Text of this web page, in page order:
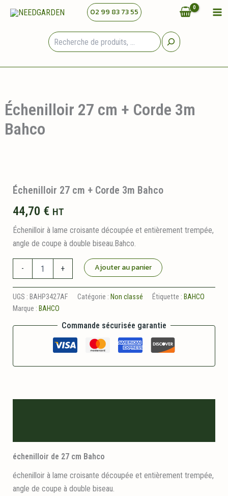
02 99 83 73 55
Échenilloir 27 cm + Corde 3m
Bahco
Échenilloir 27 cm + Corde 3m Bahco
44,70 € HT
Échenilloir à lame croisante découpée et entièrement trempée,
angle de coupe à double biseau.Bahco.
-
27
cm
Corde
+ Ajouter au panier
UGS : BAHP3427AF Catégorie : Non classé Étiquette : BAHCO
Marque : BAHCO
Commande sécurisée garantie
échenilloir de 27 cm Bahco
échenilloir à lame croisante découpée et entièrement trempée,
angle de coupe à double biseau.